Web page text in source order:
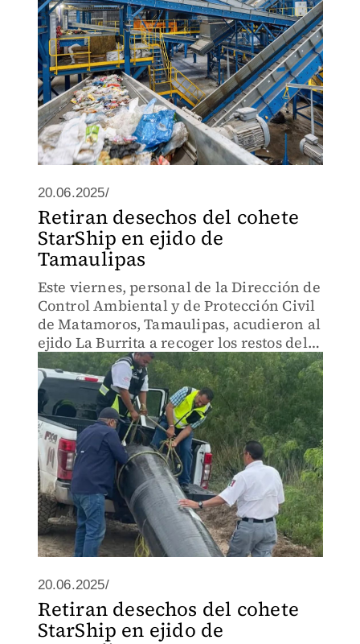
20.06.2025/
Retiran desechos del cohete
StarShip en ejido de
Tamaulipas
Este viernes, personal de la Dirección de
Control Ambiental y de Protección Civil
de Matamoros, Tamaulipas, acudieron al
ejido La Burrita a recoger los restos del
cohete Starship 36 que explotó la noche
del pasado miércoles, tras una falla.
20.06.2025/
Retiran desechos del cohete
StarShip en ejido de